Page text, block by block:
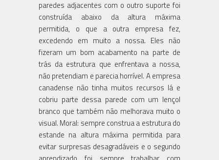
paredes adjacentes com o outro suporte foi
construída abaixo da altura máxima
permitida, o que a outra empresa fez,
excedendo em muito a nossa. Eles não
fizeram um bom acabamento na parte de
trás da estrutura que enfrentava a nossa,
não pretendiam e parecia horrível. A empresa
canadense não tinha muitos recursos lá e
cobriu parte dessa parede com um lençol
branco que também não melhorava muito o
visual. Moral: sempre construa a estrutura do
estande na altura máxima permitida para
evitar surpresas desagradáveis ​​e o segundo